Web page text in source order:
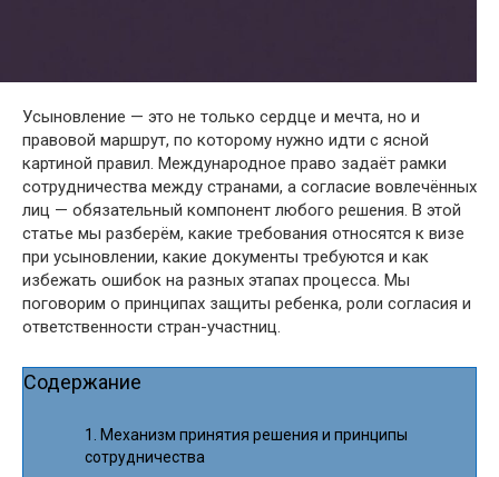
Усыновление — это не только сердце и мечта, но и
правовой маршрут, по которому нужно идти с ясной
картиной правил. Международное право задаёт рамки
сотрудничества между странами, а согласие вовлечённых
лиц — обязательный компонент любого решения. В этой
статье мы разберём, какие требования относятся к визе
при усыновлении, какие документы требуются и как
избежать ошибок на разных этапах процесса. Мы
поговорим о принципах защиты ребенка, роли согласия и
ответственности стран-участниц.
Содержание
Механизм принятия решения и принципы
сотрудничества